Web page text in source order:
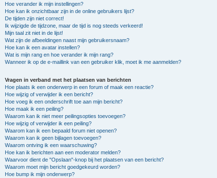
Hoe verander ik mijn instellingen?
Hoe kan ik onzichtbaar zijn in de online gebruikers lijst?
De tijden zijn niet correct!
Ik wijzigde de tijdzone, maar de tijd is nog steeds verkeerd!
Mijn taal zit niet in de lijst!
Wat zijn de afbeeldingen naast mijn gebruikersnaam?
Hoe kan ik een avatar instellen?
Wat is mijn rang en hoe verander ik mijn rang?
Wanneer ik op de e-maillink van een gebruiker klik, moet ik me aanmelden?
Vragen in verband met het plaatsen van berichten
Hoe plaats ik een onderwerp in een forum of maak een reactie?
Hoe wijzig of verwijder ik een bericht?
Hoe voeg ik een onderschrift toe aan mijn bericht?
Hoe maak ik een peiling?
Waarom kan ik niet meer peilingsopties toevoegen?
Hoe wijzig of verwijder ik een peiling?
Waarom kan ik een bepaald forum niet openen?
Waarom kan ik geen bijlagen toevoegen?
Waarom ontving ik een waarschuwing?
Hoe kan ik berichten aan een moderator melden?
Waarvoor dient de "Opslaan"-knop bij het plaatsen van een bericht?
Waarom moet mijn bericht goedgekeurd worden?
Hoe bump ik mijn onderwerp?